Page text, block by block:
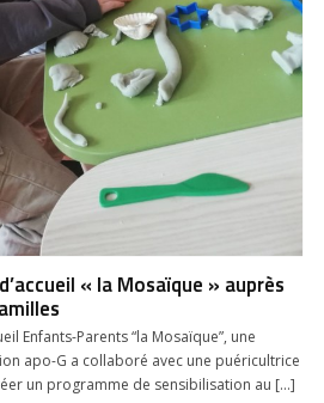
« la Mosaïque » auprès
Enfants-Parents “la Mosaïque”, une
apo-G a collaboré avec une puéricultrice
un programme de sensibilisation au […]